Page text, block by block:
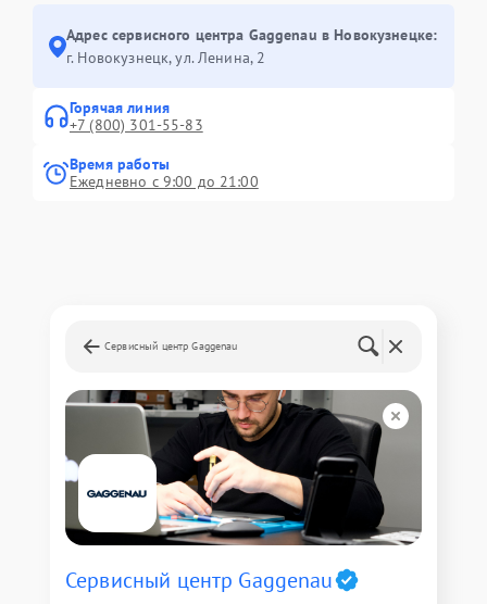
Адрес сервисного центра Gaggenau в Новокузнецке:
г. Новокузнецк, ул. Ленина, 2
Горячая линия
+7 (800) 301-55-83
Время работы
Ежедневно с 9:00 до 21:00
Сервисный центр Gaggenau
Сервисный центр Gaggenau